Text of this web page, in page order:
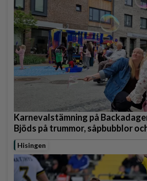
Karnevalstämning på
Bjöds på trummor, såpbubblor
Hisingen